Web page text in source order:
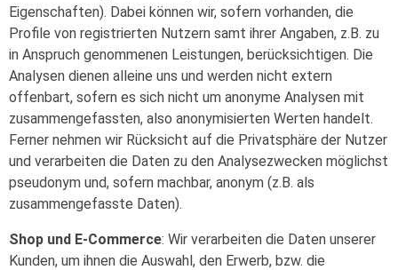
Eigenschaften). Dabei können wir, sofern vorhanden, die
Profile von registrierten Nutzern samt ihrer Angaben, z.B. zu
in Anspruch genommenen Leistungen, berücksichtigen. Die
Analysen dienen alleine uns und werden nicht extern
offenbart, sofern es sich nicht um anonyme Analysen mit
zusammengefassten, also anonymisierten Werten handelt.
Ferner nehmen wir Rücksicht auf die Privatsphäre der Nutzer
und verarbeiten die Daten zu den Analysezwecken möglichst
pseudonym und, sofern machbar, anonym (z.B. als
zusammengefasste Daten).
Shop und E-Commerce: Wir verarbeiten die Daten unserer
Kunden, um ihnen die Auswahl, den Erwerb, bzw. die